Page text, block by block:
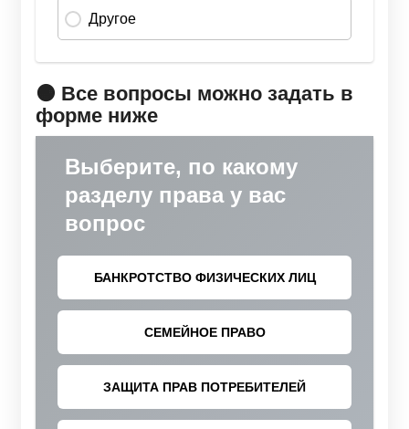
🟠 Все вопросы можно задать в
форме ниже